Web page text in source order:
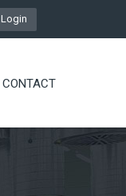
Login
CONTACT